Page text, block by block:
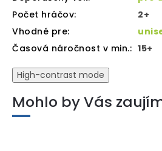
Počet hráčov:
2+
Vhodné pre:
Časová náročnost v min.: 15+
High-contrast mode
Mohlo by Vás